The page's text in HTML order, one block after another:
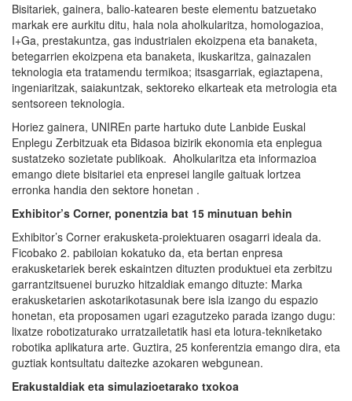
Bisitariek, gainera, balio-katearen beste elementu batzuetako
markak ere aurkitu ditu, hala nola aholkularitza, homologazioa,
I+Ga, prestakuntza, gas industrialen ekoizpena eta banaketa,
betegarrien ekoizpena eta banaketa, ikuskaritza, gainazalen
teknologia eta tratamendu termikoa; itsasgarriak, egiaztapena,
ingeniaritzak, saiakuntzak, sektoreko elkarteak eta metrologia eta
sentsoreen teknologia.
Horiez gainera, UNIREn parte hartuko dute Lanbide Euskal
Enplegu Zerbitzuak eta Bidasoa bizirik ekonomia eta enplegua
sustatzeko sozietate publikoak. Aholkularitza eta informazioa
emango diete bisitariei eta enpresei langile gaituak lortzea
erronka handia den sektore honetan .
Exhibitor’s Corner, ponentzia bat 15 minutuan behin
Exhibitor’s Corner erakusketa-proiektuaren osagarri ideala da.
Ficobako 2. pabiloian kokatuko da, eta bertan enpresa
erakusketariek berek eskaintzen dituzten produktuei eta zerbitzu
garrantzitsuenei buruzko hitzaldiak emango dituzte: Marka
erakusketarien askotarikotasunak bere isla izango du espazio
honetan, eta proposamen ugari ezagutzeko parada izango dugu:
lixatze robotizaturako urratzailetatik hasi eta lotura-tekniketako
robotika aplikatura arte. Guztira, 25 konferentzia emango dira, eta
guztiak kontsultatu daitezke azokaren webgunean.
Erakustaldiak eta simulazioetarako txokoa